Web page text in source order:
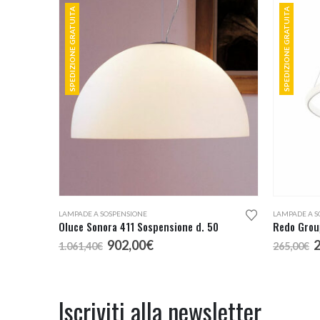
SPEDIZIONE GRATUITA
LAMPADE A SOSPENSIONE
Oluce Sonora 411 Sospensione d. 50
1.061,40€ Il
prezzo
902,00€Il
SPEDIZIONE GRATUITA
LAMPADE A
265,00€ Il
Iscriviti alla newsletter